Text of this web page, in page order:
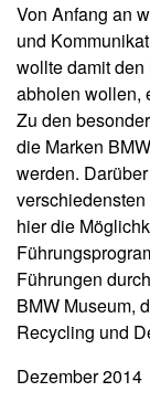
Von Anfang an
und
wollte damit
abholen wollen,
Zu den
die Marken
werden.
hier die
Führungen
BMW Museum,
Recycling und
Dezember 2014